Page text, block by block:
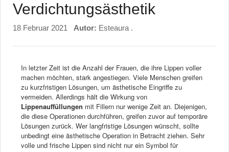
Verdichtungsästhetik
18 Februar 2021 Autor: Esteaura .
In letzter Zeit ist die Anzahl der Frauen, die ihre Lippen voller
machen möchten, stark angestiegen. Viele Menschen greifen
zu kurzfristigen Lösungen, um ästhetische Eingriffe zu
vermeiden. Allerdings hält die Wirkung von
Lippenauffüllungen mit Fillern nur wenige Zeit an. Diejenigen,
die diese Operationen durchführen, greifen zuvor auf temporäre
Lösungen zurück. Wer langfristige Lösungen wünscht, sollte
unbedingt eine ästhetische Operation in Betracht ziehen. Sehr
volle und frische Lippen sind nicht nur ein Symbol für